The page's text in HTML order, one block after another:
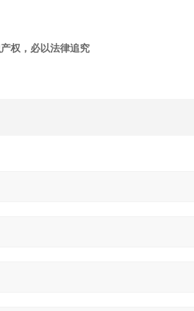
权，必以法律追究